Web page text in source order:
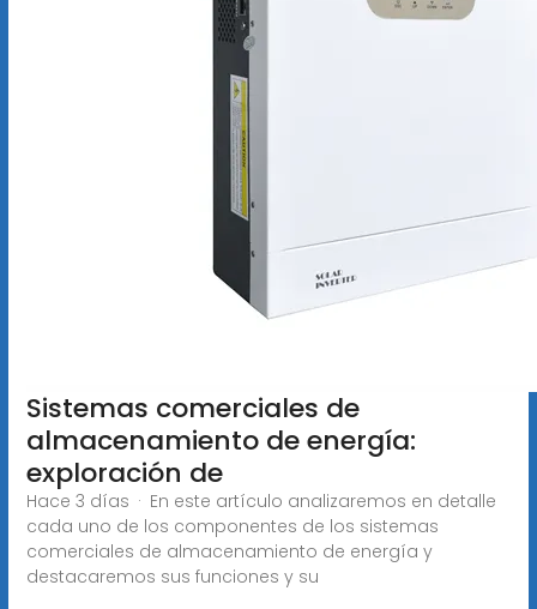
Sistemas comerciales de
almacenamiento de energía:
exploración de
Hace 3 días · En este artículo analizaremos en detalle
cada uno de los componentes de los sistemas
comerciales de almacenamiento de energía y
destacaremos sus funciones y su